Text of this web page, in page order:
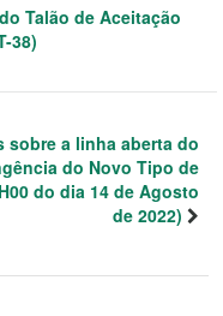
Talão de Aceitação
38)
sobre a linha aberta do
do Novo Tipo de
do dia 14 de Agosto
de 2022)